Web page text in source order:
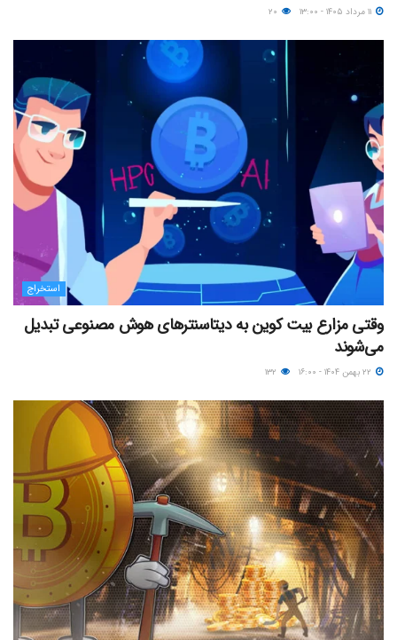
استخراج
وقتی مزارع بیت کوین به دیتاسنترهای هوش مصنوعی تبدیل
می‌شوند